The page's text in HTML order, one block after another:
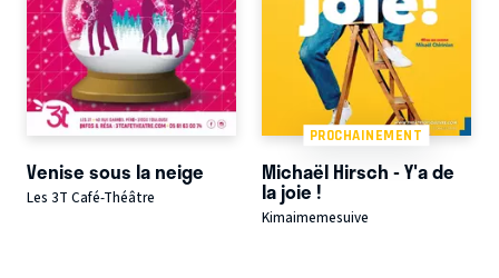
Venise sous la neige
Les 3T Café-Théâtre
PROCHAINEMENT
Michaël Hirsch - Y'a de
la joie !
Kimaimemesuive